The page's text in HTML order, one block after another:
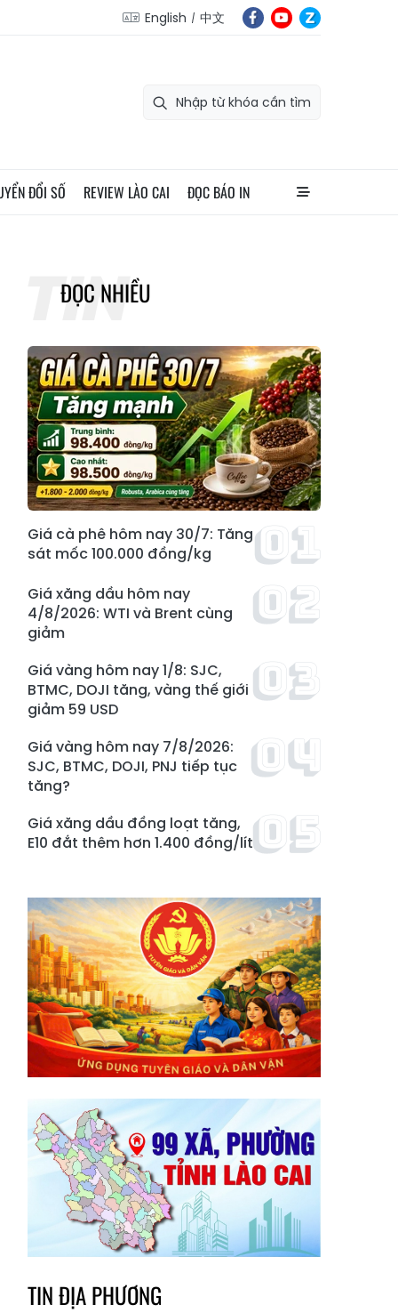
English 中文
ĐỔI SỐ REVIEW LÀO CAI ĐỌC BÁO IN
ĐỌC NHIỀU
Giá cà phê hôm nay 30/7: Tăng
sát mốc 100.000 đồng/kg
Giá xăng dầu hôm nay
4/8/2026: WTI và Brent cùng
giảm
Giá vàng hôm nay 1/8: SJC,
BTMC, DOJI tăng, vàng thế giới
giảm 59 USD
Giá vàng hôm nay 7/8/2026:
SJC, BTMC, DOJI, PNJ tiếp tục
tăng?
Giá xăng dầu đồng loạt tăng,
E10 đắt thêm hơn 1.400 đồng/lít
TIN ĐỊA PHƯƠNG